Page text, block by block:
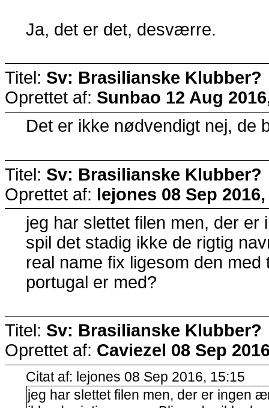
Ja, det er det, desværre.
Titel: Sv: Brasilianske Klubber?
Oprettet af: Sunbao 12 Aug
Det er ikke nødvendigt nej, de
Titel: Sv: Brasilianske Klubber?
Oprettet af: lejones 08 Sep
jeg har slettet filen men, der
spil det stadig ikke de rigtig
real name fix ligesom den
portugal er med?
Titel: Sv: Brasilianske Klubber?
Oprettet af: Caviezel 08 Sep
Citat af: lejones 08 Sep 2016, 15:15
jeg har slettet filen men, der er ingen